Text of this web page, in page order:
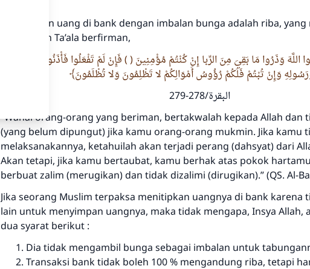
Menyimpan uang di bank dengan imbalan bunga adalah riba,
besar. Allah Ta’ala berfirman,
اللَّهَ وَذَرُوا مَا بَقِيَ مِنَ الرِّبا إِنْ كُنْتُمْ مُؤْمِنِينَ ( ) فَإِنْ لَمْ تَفْعَلُوا فَأْذَنُوا بِحَرْبٍ مِنَ
وَإِنْ تُبْتُمْ فَلَكُمْ رُؤُوسُ أَمْوَالِكُمْ لا تَظْلِمُونَ وَلا تُظْلَمُونَ
البقرة/278-279
“Wahai orang-orang yang beriman, bertakwalah kepada Allah dan
(yang belum dipungut) jika kamu orang-orang mukmin. Jika kamu
melaksanakannya, ketahuilah akan terjadi perang (dahsyat) dari
Akan tetapi, jika kamu bertaubat, kamu berhak atas pokok
berbuat zalim (merugikan) dan tidak dizalimi (dirugikan).”(QS. Al-
Jika seorang Muslim terpaksa menitipkan uangnya di bank karena
lain untuk menyimpan uangnya, maka tidak mengapa, Insya Allah,
dua syarat berikut :
Dia tidak mengambil bunga sebagai imbalan untuk
Transaksi bank tidak boleh 100 % mengandung riba, tetapi